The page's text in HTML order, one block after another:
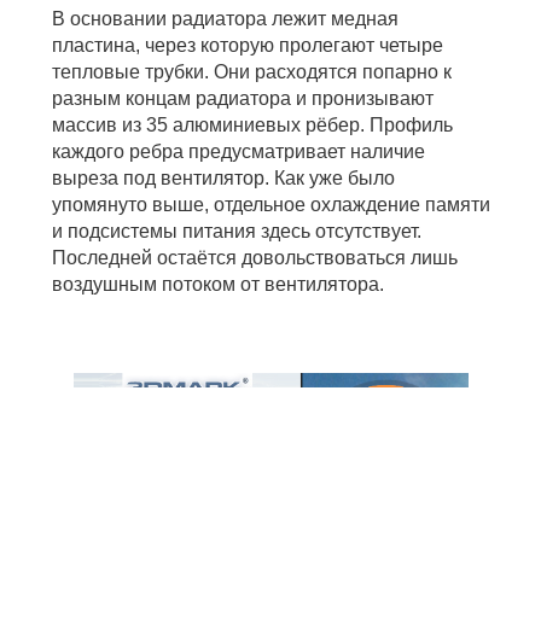
В основании радиатора лежит медная
пластина, через которую пролегают четыре
тепловые трубки. Они расходятся попарно к
разным концам радиатора и пронизывают
массив из 35 алюминиевых рёбер. Профиль
каждого ребра предусматривает наличие
выреза под вентилятор. Как уже было
упомянуто выше, отдельное охлаждение памяти
и подсистемы питания здесь отсутствует.
Последней остаётся довольствоваться лишь
воздушным потоком от вентилятора.